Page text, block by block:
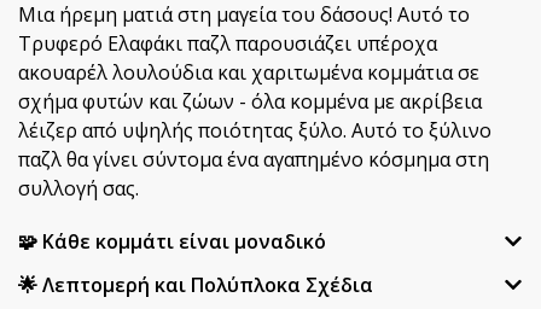
Μια ήρεμη ματιά στη μαγεία του δάσους! Αυτό το
Τρυφερό Ελαφάκι παζλ παρουσιάζει υπέροχα
ακουαρέλ λουλούδια και χαριτωμένα κομμάτια σε
σχήμα φυτών και ζώων - όλα κομμένα με ακρίβεια
λέιζερ από υψηλής ποιότητας ξύλο. Αυτό το ξύλινο
παζλ θα γίνει σύντομα ένα αγαπημένο κόσμημα στη
συλλογή σας.
🧩 Κάθε κομμάτι είναι μοναδικό
🌟 Λεπτομερή και Πολύπλοκα Σχέδια